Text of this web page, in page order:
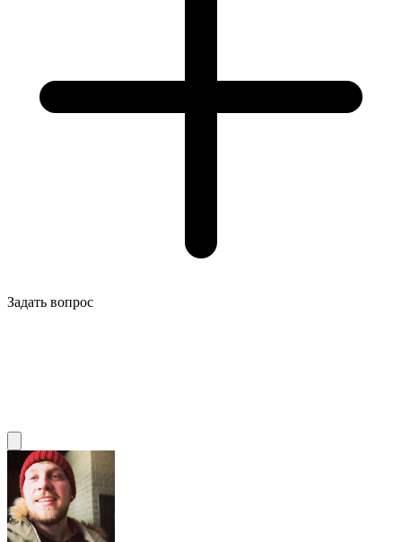
Задать вопрос